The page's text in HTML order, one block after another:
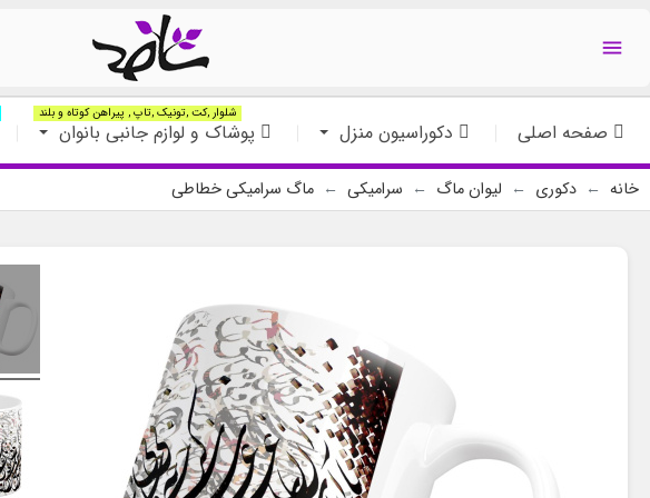

صفحه اصلی دکوراسیون منزل پوشاک و لوازم جانبی بانوان
شلوار ,کت ,تونیک ,تاپ , پیراهن کوتاه و بلند
خانه دکوری لیوان ماگ سرامیکی ماگ سرامیکی خطاطی